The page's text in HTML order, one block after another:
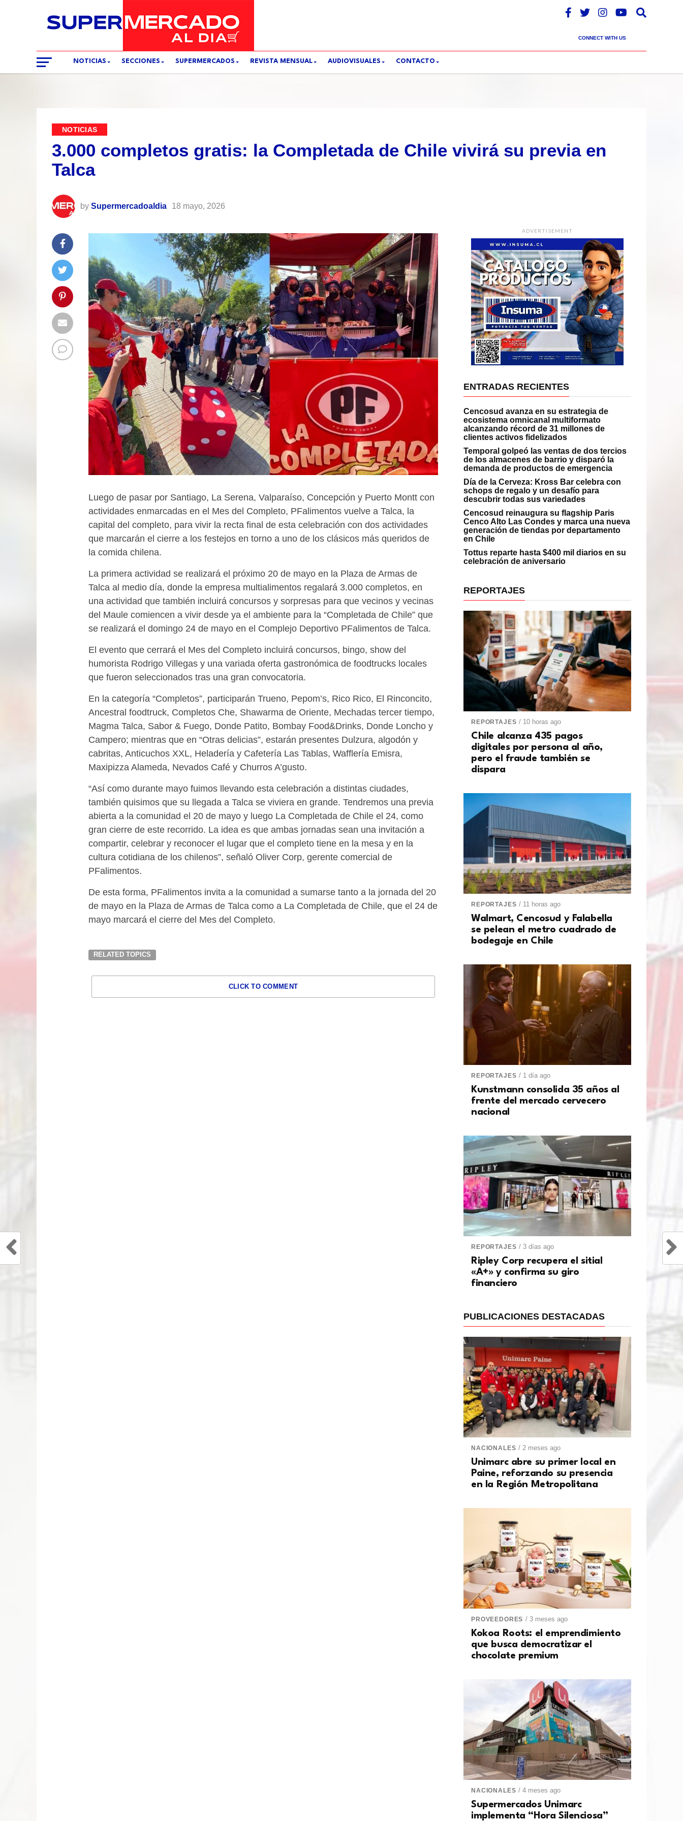
CONNECT WITH US
NOTICIAS SECCIONES SUPERMERCADOS REVISTA MENSUAL AUDIOVISUALES CONTACTO
NOTICIAS
3.000 completos gratis: la Completada de Chile vivirá su previa en
Talca
by Supermercadoaldia 18 mayo, 2026
Luego de pasar por Santiago, La Serena, Valparaíso, Concepción y Puerto Montt con
actividades enmarcadas en el Mes del Completo, PFalimentos vuelve a Talca, la
capital del completo, para vivir la recta final de esta celebración con dos actividades
que marcarán el cierre a los festejos en torno a uno de los clásicos más queridos de
la comida chilena.
La primera actividad se realizará el próximo 20 de mayo en la Plaza de Armas de
Talca al medio día, donde la empresa multialimentos regalará 3.000 completos, en
una actividad que también incluirá concursos y sorpresas para que vecinos y vecinas
del Maule comiencen a vivir desde ya el ambiente para la “Completada de Chile” que
se realizará el domingo 24 de mayo en el Complejo Deportivo PFalimentos de Talca.
El evento que cerrará el Mes del Completo incluirá concursos, bingo, show del
humorista Rodrigo Villegas y una variada oferta gastronómica de foodtrucks locales
que fueron seleccionados tras una gran convocatoria.
En la categoría “Completos”, participarán Trueno, Pepom’s, Rico Rico, El Rinconcito,
Ancestral foodtruck, Completos Che, Shawarma de Oriente, Mechadas tercer tiempo,
Magma Talca, Sabor & Fuego, Donde Patito, Bombay Food&Drinks, Donde Loncho y
Campero; mientras que en “Otras delicias”, estarán presentes Dulzura, algodón y
cabritas, Anticuchos XXL, Heladería y Cafetería Las Tablas, Wafflería Emisra,
Maxipizza Alameda, Nevados Café y Churros A’gusto.
“Así como durante mayo fuimos llevando esta celebración a distintas ciudades,
también quisimos que su llegada a Talca se viviera en grande. Tendremos una previa
abierta a la comunidad el 20 de mayo y luego La Completada de Chile el 24, como
gran cierre de este recorrido. La idea es que ambas jornadas sean una invitación a
compartir, celebrar y reconocer el lugar que el completo tiene en la mesa y en la
cultura cotidiana de los chilenos”, señaló Oliver Corp, gerente comercial de
PFalimentos.
De esta forma, PFalimentos invita a la comunidad a sumarse tanto a la jornada del 20
de mayo en la Plaza de Armas de Talca como a La Completada de Chile, que el 24 de
mayo marcará el cierre del Mes del Completo.
RELATED TOPICS
CLICK TO COMMENT
ADVERTISEMENT
ENTRADAS RECIENTES
Cencosud avanza en su estrategia de
ecosistema omnicanal multiformato
alcanzando récord de 31 millones de
clientes activos fidelizados
Temporal golpeó las ventas de dos tercios
de los almacenes de barrio y disparó la
demanda de productos de emergencia
Día de la Cerveza: Kross Bar celebra con
schops de regalo y un desafío para
descubrir todas sus variedades
Cencosud reinaugura su flagship Paris
Cenco Alto Las Condes y marca una nueva
generación de tiendas por departamento
en Chile
Tottus reparte hasta $400 mil diarios en su
celebración de aniversario
REPORTAJES
REPORTAJES / 10 horas ago
Chile alcanza 435 pagos
digitales por persona al año,
pero el fraude también se
dispara
REPORTAJES / 11 horas ago
Walmart, Cencosud y Falabella
se pelean el metro cuadrado de
bodegaje en Chile
REPORTAJES / 1 día ago
Kunstmann consolida 35 años al
frente del mercado cervecero
nacional
REPORTAJES / 3 días ago
Ripley Corp recupera el sitial
«A+» y confirma su giro
financiero
PUBLICACIONES DESTACADAS
NACIONALES / 2 meses ago
Unimarc abre su primer local en
Paine, reforzando su presencia
en la Región Metropolitana
PROVEEDORES / 3 meses ago
Kokoa Roots: el emprendimiento
que busca democratizar el
chocolate premium
NACIONALES / 4 meses ago
Supermercados Unimarc
implementa “Hora Silenciosa”